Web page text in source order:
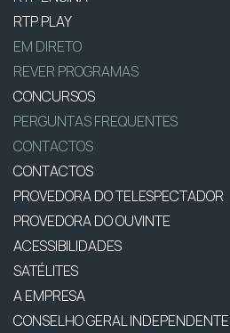
RTP PLAY
EM DIRETO
REVER PROGRAMAS
CONCURSOS
PERGUNTAS FREQUENTES
CONTACTOS
CONTACTOS
PROVEDORA DO TELESPECTADOR
PROVEDORA DO OUVINTE
ACESSIBILIDADES
SATÉLITES
A EMPRESA
CONSELHO GERAL INDEPENDENTE